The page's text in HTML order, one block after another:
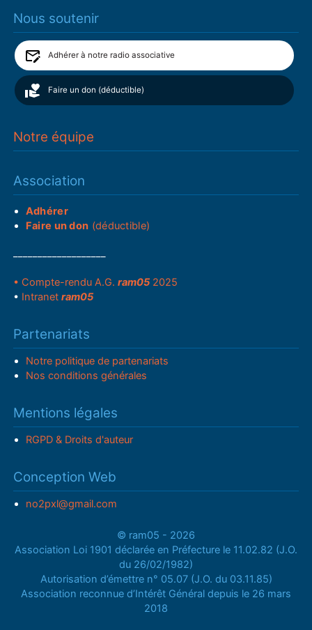
Nous soutenir
Adhérer à notre radio associative
Faire un don (déductible)
Notre équipe
Association
Adhérer
Faire un don (déductible)
• Compte-rendu A.G.ram05 2025
• Intranetram05
Partenariats
Notre politique de partenariats
Nos conditions générales
Mentions légales
RGPD & Droits d'auteur
Conception Web
no2pxl@gmail.com
© ram05 - 2026
Association Loi 1901 déclarée en Préfecture le 11.02.82 (J.O.
du 26/02/1982)
Autorisation d’émettre n° 05.07 (J.O. du 03.11.85)
Association reconnue d’Intérêt Général depuis le 26 mars
2018